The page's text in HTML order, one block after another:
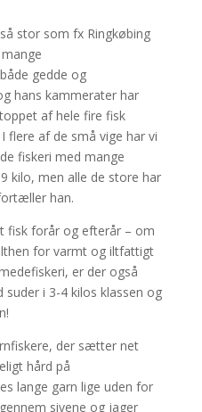
stor som fx Ringkøbing
gedde og
hans kammerater har
af hele fire fisk
flere af de små vige har vi
fiskeri med mange
kilo, men alle de store har
han.
fisk forår og efterår – om
for varmt og iltfattigt
er der også
i 3-4 kilos klassen og
der sætter net
hård på
lange garn lige uden for
sivene og jager